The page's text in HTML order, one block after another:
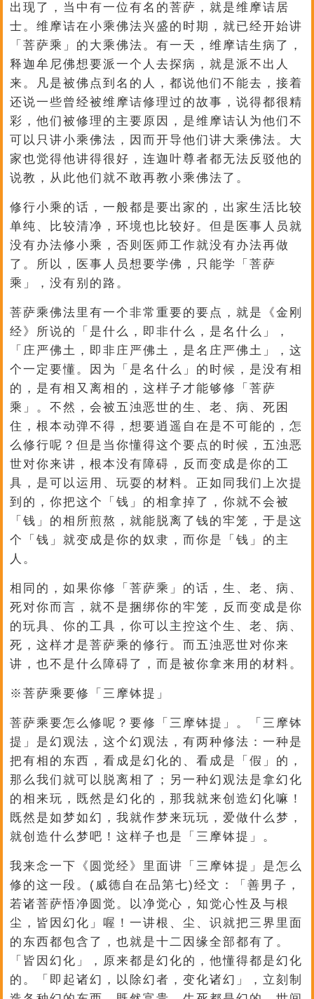
出现了，当中有一位有名的菩萨，就是维摩诘居
士。维摩诘在小乘佛法兴盛的时期，就已经开始讲
「菩萨乘」的大乘佛法。有一天，维摩诘生病了，
释迦牟尼佛想要派一个人去探病，就是派不出人
来。凡是被佛点到名的人，都说他们不能去，接着
还说一些曾经被维摩诘修理过的故事，说得都很精
彩，他们被修理的主要原因，是维摩诘认为他们不
可以只讲小乘佛法，因而开导他们讲大乘佛法。大
家也觉得他讲得很好，连迦叶尊者都无法反驳他的
说教，从此他们就不敢再教小乘佛法了。
修行小乘的话，一般都是要出家的，出家生活比较
单纯、比较清净，环境也比较好。但是医事人员就
没有办法修小乘，否则医师工作就没有办法再做
了。所以，医事人员想要学佛，只能学「菩萨
乘」，没有别的路。
菩萨乘佛法里有一个非常重要的要点，就是《金刚
经》所说的「是什么，即非什么，是名什么」，
「庄严佛土，即非庄严佛土，是名庄严佛土」，这
个一定要懂。因为「是名什么」的时候，是没有相
的，是有相又离相的，这样子才能够修「菩萨
乘」。不然，会被五浊恶世的生、老、病、死困
住，根本动弹不得，想要逍遥自在是不可能的，怎
么修行呢？但是当你懂得这个要点的时候，五浊恶
世对你来讲，根本没有障碍，反而变成是你的工
具，是可以运用、玩耍的材料。正如同我们上次提
到的，你把这个「钱」的相拿掉了，你就不会被
「钱」的相所煎熬，就能脱离了钱的牢笼，于是这
个「钱」就变成是你的奴隶，而你是「钱」的主
人。
相同的，如果你修「菩萨乘」的话，生、老、病、
死对你而言，就不是捆绑你的牢笼，反而变成是你
的玩具、你的工具，你可以主控这个生、老、病、
死，这样才是菩萨乘的修行。而五浊恶世对你来
讲，也不是什么障碍了，而是被你拿来用的材料。
※菩萨乘要修「三摩钵提」
菩萨乘要怎么修呢？要修「三摩钵提」。「三摩钵
提」是幻观法，这个幻观法，有两种修法：一种是
把有相的东西，看成是幻化的、看成是「假」的，
那么我们就可以脱离相了；另一种幻观法是拿幻化
的相来玩，既然是幻化的，那我就来创造幻化嘛！
既然是如梦如幻，我就作梦来玩玩，爱做什么梦，
就创造什么梦吧！这样子也是「三摩钵提」。
我来念一下《圆觉经》里面讲「三摩钵提」是怎么
修的这一段。(威德自在品第七)经文：「善男子，
若诸菩萨悟净圆觉。以净觉心，知觉心性及与根
尘，皆因幻化」喔！一讲根、尘、识就把三界里面
的东西都包含了，也就是十二因缘全部都有了。
「皆因幻化」，原来都是幻化的，他懂得都是幻化
的。「即起诸幻，以除幻者，变化诸幻」，立刻制